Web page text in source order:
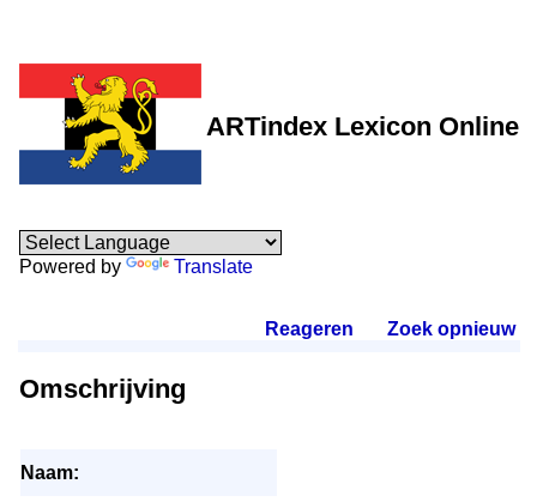
ARTindex Lexicon Online
Powered by Translate
Reageren Zoek opnieuw.
Omschrijving
Naam: